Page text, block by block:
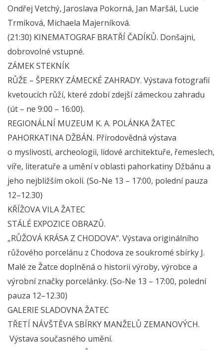
Ondřej Vetchý, Jaroslava Pokorná, Jan Maršál, Lucie
Trmíková, Michaela Majerníková.
(21:30) KINEMATOGRAF BRATŘÍ ČADÍKŮ. Donšajni,
dobrovolné vstupné.
ZÁMEK STEKNÍK
RŮŽE – ŠPERKY ZÁMECKÉ ZAHRADY. Výstava fotografií
kvetoucích růží, které zdobí zdejší zámeckou zahradu
(út – ne 9:00 – 16:00).
REGIONÁLNÍ MUZEUM K. A. POLÁNKA ŽATEC
PAHORKATINA DŽBÁN. Přírodovědná výstava
o myslivosti, archeologii, lidové architektuře, řemeslech,
víře, literatuře a umění v oblasti pahorkatiny Džbánu a
jeho nejbližším okolí. (So-Ne 13 – 17:00, polední pauza
12–12.30)
KŘÍŽOVA VILA ŽATEC
STÁLÉ EXPOZICE OBRAZŮ.
„RŮŽOVÁ KRÁSA Z CHODOVA“. Výstava originálního
růžového porcelánu z Chodova ze soukromé sbírky J.
Malé ze Žatce doplněná o historii výroby, výrobce a
výrobní značky porcelánky. (So-Ne 13 – 17:00, polední
pauza 12–12.30)
GALERIE SLADOVNA ŽATEC
TŘETÍ NÁVŠTĚVA SBÍRKY MANŽELŮ ZEMANOVÝCH.
Výstava současného umění.